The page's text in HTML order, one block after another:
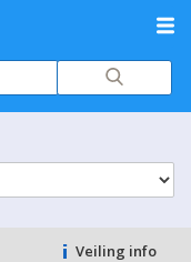
Veiling info